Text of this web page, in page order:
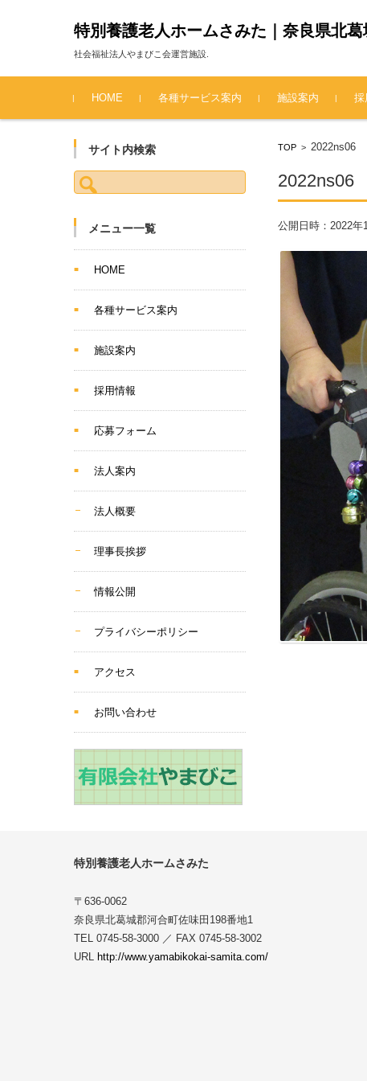
特別養護老人ホームさみた｜奈良県北葛
社会福祉法人やまびこ会運営施設.
コンテンツに移動
HOME
各種サービス案内 施設案内 採
TOP > 2022ns06
2022ns06
公開日時：2022年
サイト内検索
検索:
メニュー一覧
HOME
各種サービス案内
施設案内
採用情報
応募フォーム
法人案内
法人概要
理事長挨拶
情報公開
プライバシーポリシー
アクセス
お問い合わせ
特別養護老人ホームさみた
〒636-0062
奈良県北葛城郡河合町佐味田198番地1
TEL 0745-58-3000 ／ FAX 0745-58-3002
URL http://www.yamabikokai-samita.com/